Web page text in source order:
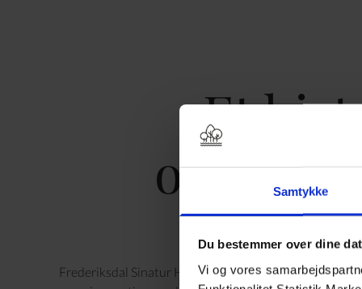
Samtykke
Du bestemmer over dine
Vi og vores
Et
ophold
hvide
Frederiksdal Sinatur Hotel & Konference er historiske